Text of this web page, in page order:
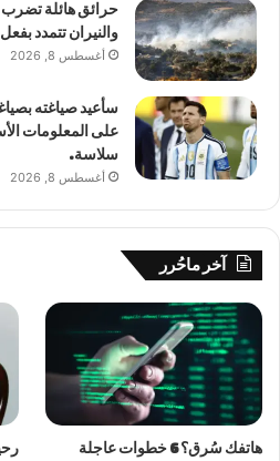
حرائق هائلة تضرب
والنيران تتمدد بفعل
أغسطس 8, 2026
سأعيد صياغته
على المعلومات
سلاسة.
أغسطس 8, 2026
آخر ماحُرر
هاتفك سُرق؟ 6 خطوات عاجلة